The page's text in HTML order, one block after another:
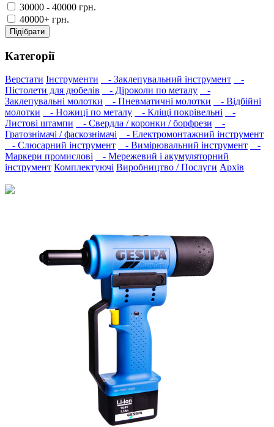
30000 - 40000 грн.
40000+ грн.
Підібрати
Категорії
Верстати Інструменти - Заклепувальний інструмент
-
Пістолети для дюбелів
- Діроколи по металу
-
Заклепувальні молотки
- Пневматичні молотки
- Відбійні
молотки
- Ножиці по металу - Кліщі покрівельні
-
Листові штампи
- Свердла / коронки / борфрези
-
Гратознімачі / фаскознімачі
- Електромонтажний інструмент
- Слюсарний інструмент
- Вимірювальний інструмент
-
Маркери промислові
- Мережевий і акумуляторний
інструмент Комплектуючі Виробництво / Послуги Архів